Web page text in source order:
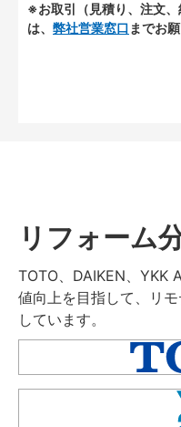
※お取引（見積り、注文
は、 弊社営業窓口 までお
リフォーム
TOTO、DAIKEN、YKK
値向上を目指して、リ
しています。